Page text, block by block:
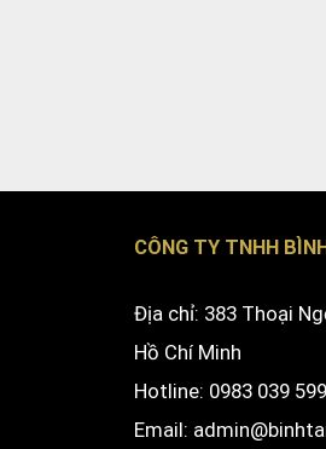
CÔNG TY TNHH
Địa chỉ: 383 Thoại
Hồ Chí Minh
Hotline: 0983 039
Email: